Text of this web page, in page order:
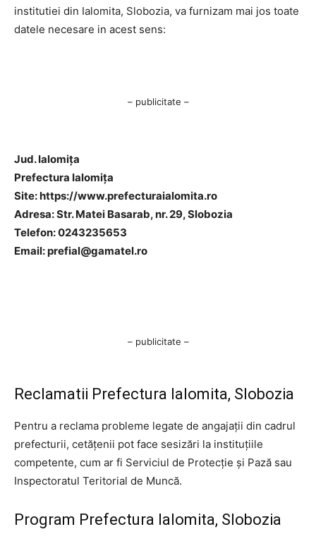
institutiei din Ialomita, Slobozia, va furnizam mai jos toate
datele necesare in acest sens:
– publicitate –
Jud. Ialomiţa
Prefectura Ialomiţa
Site: https://www.prefecturaialomita.ro
Adresa: Str. Matei Basarab, nr. 29, Slobozia
Telefon: 0243235653
Email:prefial@gamatel.ro
– publicitate –
Reclamatii Prefectura Ialomita, Slobozia
Pentru a reclama probleme legate de angajații din cadrul
prefecturii, cetățenii pot face sesizări la instituțiile
competente, cum ar fi Serviciul de Protecție și Pază sau
Inspectoratul Teritorial de Muncă.
Program Prefectura Ialomita, Slobozia